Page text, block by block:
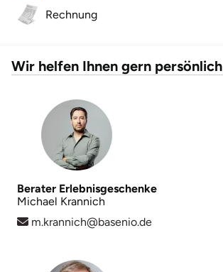
Rechnung
Wir helfen Ihnen gern persönlich
Berater Erlebnisgeschenke
Michael Krannich
m.krannich@basenio.de
Kulmbach
Köln
Landkreis Rostock
Landshut
Langenselbold
Leipzig